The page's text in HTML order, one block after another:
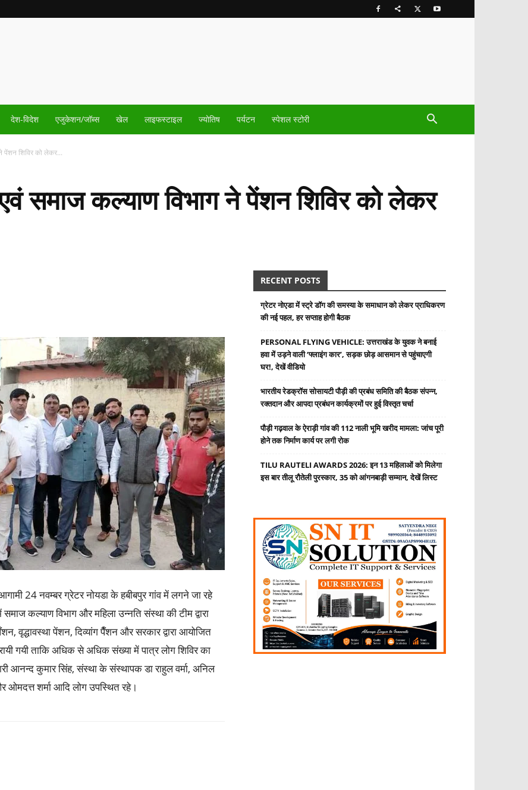
देश-विदेश एजुकेशन/जॉब्स खेल लाइफस्टाइल ज्योतिष पर्यटन स्पेशल स्टोरी
पेंशन शिविर को लेकर...
समाज कल्याण विभाग ने पेंशन शिविर को लेकर
24 नवम्बर ग्रेटर नोयडा के हबीबपुर गांव में लगने जा रहे
कल्याण विभाग और महिला उन्नति संस्था की टीम द्वारा
वृद्धावस्था पेंशन, दिव्यांग पैँशन और सरकार द्वारा आयोजित
गयी ताकि अधिक से अधिक संख्या में पात्र लोग शिविर का
आनन्द कुमार सिंह, संस्था के संस्थापक डा राहुल वर्मा, अनिल
ओमदत्त शर्मा आदि लोग उपस्थित रहे।
RECENT POSTS
ग्रेटर नोएडा में स्ट्रे डॉग की समस्या के समाधान को लेकर प्राधिकरण
की नई पहल, हर सप्ताह होगी बैठक
PERSONAL FLYING VEHICLE: उत्तराखंड के युवक ने बनाई
हवा में उड़ने वाली ‘फ्लाइंग कार’, सड़क छोड़ आसमान से पहुंचाएगी
घर!, देखें वीडियो
भारतीय रेडक्रॉस सोसायटी पौड़ी की प्रबंध समिति की बैठक संपन्न,
रक्तदान और आपदा प्रबंधन कार्यक्रमों पर हुई विस्तृत चर्चा
पौड़ी गढ़वाल के ऐराड़ी गांव की 112 नाली भूमि खरीद मामला: जांच पूरी
होने तक निर्माण कार्य पर लगी रोक
TILU RAUTELI AWARDS 2026: इन 13 महिलाओं को मिलेगा
इस बार तीलू रौतेली पुरस्कार, 35 को आंगनबाड़ी सम्मान, देखें लिस्ट